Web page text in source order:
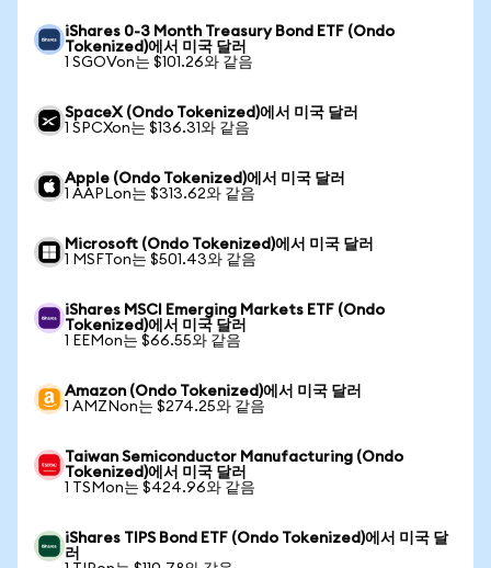
iShares 0-3 Month Treasury Bond ETF (Ondo
Tokenized)에서 미국 달러
1 SGOVon는 $101.26와 같음
SpaceX (Ondo Tokenized)에서 미국 달러
1 SPCXon는 $136.31와 같음
Apple (Ondo Tokenized)에서 미국 달러
1 AAPLon는 $313.62와 같음
Microsoft (Ondo Tokenized)에서 미국 달러
1 MSFTon는 $501.43와 같음
iShares MSCI Emerging Markets ETF (Ondo
Tokenized)에서 미국 달러
1 EEMon는 $66.55와 같음
Amazon (Ondo Tokenized)에서 미국 달러
1 AMZNon는 $274.25와 같음
Taiwan Semiconductor Manufacturing (Ondo
Tokenized)에서 미국 달러
1 TSMon는 $424.96와 같음
iShares TIPS Bond ETF (Ondo Tokenized)에서 미국 달
러